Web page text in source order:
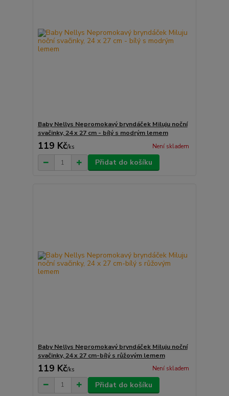
Baby Nellys Nepromokavý bryndáček Miluju noční
svačinky, 24 x 27 cm - bílý s modrým lemem
119 Kč/ks Není skladem
Přidat do košíku
Baby Nellys Nepromokavý bryndáček Miluju noční
svačinky, 24 x 27 cm-bílý s růžovým lemem
119 Kč/ks Není skladem
Přidat do košíku